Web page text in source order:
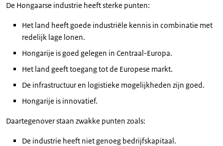
De Hongaarse industrie heeft sterke punten:
Het land heeft goede industriële kennis in combinatie met
redelijk lage lonen.
Hongarije is goed gelegen in Centraal-Europa.
Het land geeft toegang tot de Europese markt.
De infrastructuur en logistieke mogelijkheden zijn goed.
Hongarije is innovatief.
Daartegenover staan zwakke punten zoals:
De industrie heeft niet genoeg bedrijfskapitaal.